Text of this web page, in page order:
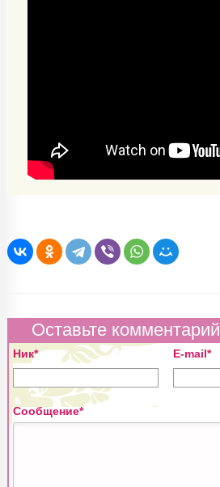
Оставьте комментарий
Ник* E-mail*
Сообщение*